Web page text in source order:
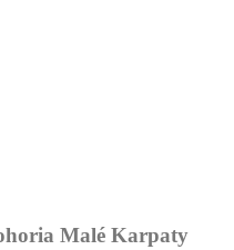
Malé Karpaty